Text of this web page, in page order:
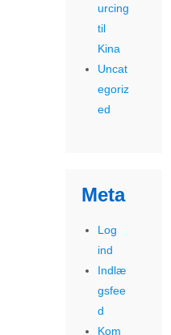
urcing
til
Kina
Uncat
egoriz
ed
Meta
Log
ind
Indlæ
gsfee
d
Kom